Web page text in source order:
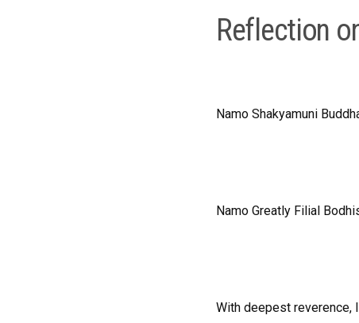
Reflection
Namo Shakyamuni
Namo Greatly Filial
With deepest reverence,